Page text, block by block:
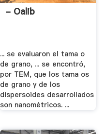
- Oalib
... se evaluaron el tama o
de grano, ... se encontró,
por TEM, que los tama os
de grano y de los
dispersoides desarrollados
son nanométricos. ...